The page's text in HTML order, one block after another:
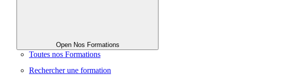
Open Nos Formations
Toutes nos Formations
Rechercher une formation